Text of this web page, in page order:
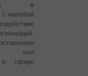
в
жалобой
или
в сфере